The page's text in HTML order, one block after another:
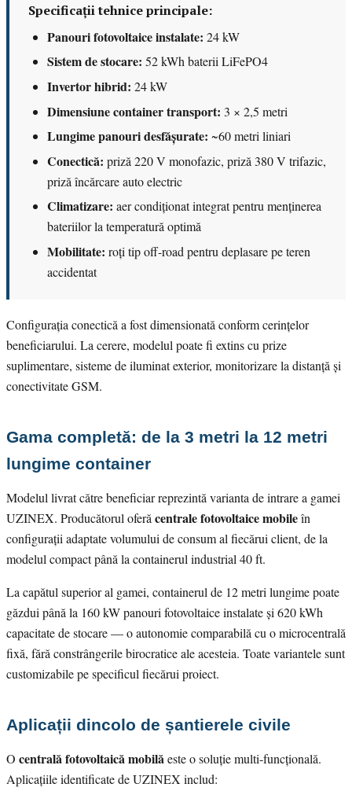
Specificații tehnice principale:
Panouri fotovoltaice instalate: 24 kW
Sistem de stocare: 52 kWh baterii LiFePO4
Invertor hibrid: 24 kW
Dimensiune container transport: 3 × 2,5 metri
Lungime panouri desfășurate: ~60 metri liniari
Conectică: priză 220 V monofazic, priză 380 V trifazic,
priză încărcare auto electric
Climatizare: aer condiționat integrat pentru menținerea
bateriilor la temperatură optimă
Mobilitate: roți tip off-road pentru deplasare pe teren
accidentat
Configurația conectică a fost dimensionată conform cerințelor
beneficiarului. La cerere, modelul poate fi extins cu prize
suplimentare, sisteme de iluminat exterior, monitorizare la distanță și
conectivitate GSM.
Gama completă: de la 3 metri la 12 metri
lungime container
Modelul livrat către beneficiar reprezintă varianta de intrare a gamei
UZINEX. Producătorul oferă centrale fotovoltaice mobileîn
configurații adaptate volumului de consum al fiecărui client, de la
modelul compact până la containerul industrial 40 ft.
La capătul superior al gamei, containerul de 12 metri lungime poate
găzdui până la 160 kW panouri fotovoltaice instalate și 620 kWh
capacitate de stocare — o autonomie comparabilă cu o microcentrală
fixă, fără constrângerile birocratice ale acesteia. Toate variantele sunt
customizabile pe specificul fiecărui proiect.
Aplicații dincolo de șantierele civile
O centrală fotovoltaică mobilăeste o soluție multi-funcțională.
Aplicațiile identificate de UZINEX includ: